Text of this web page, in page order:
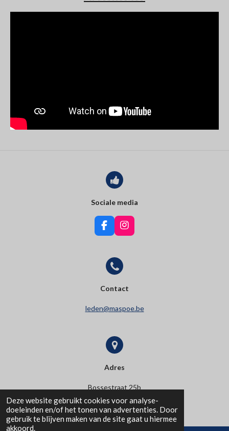
Deze website gebruikt cookies voor analyse-
doeleinden en/of het tonen van advertenties. Door
gebruik te blijven maken van de site gaat u hiermee
akkoord.
Sociale media
F
a
b
o
k
I
n
r
a
Contact
leden@maspoe.be
Adres
Bossestraat 25b
9420 Erpe